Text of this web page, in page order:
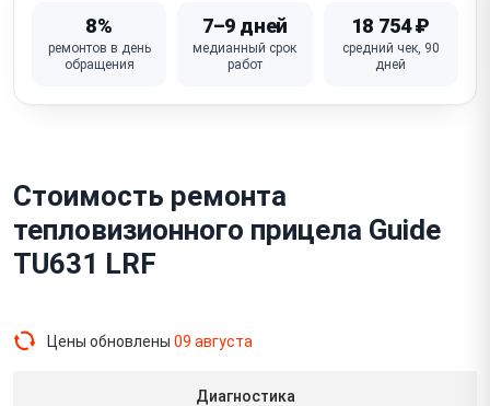
8%
ремонтов в день
обращения
7–9 дней
медианный срок
работ
18 754 ₽
средний чек, 90
дней
Стоимость ремонта
тепловизионного прицела Guide
TU631 LRF
Цены обновлены 09 августа
Диагностика